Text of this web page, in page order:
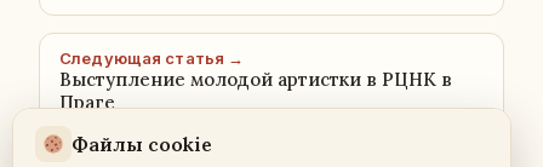
Следующая статья →
Выступление молодой артистки в РЦНК в
Праге
Файлы cookie